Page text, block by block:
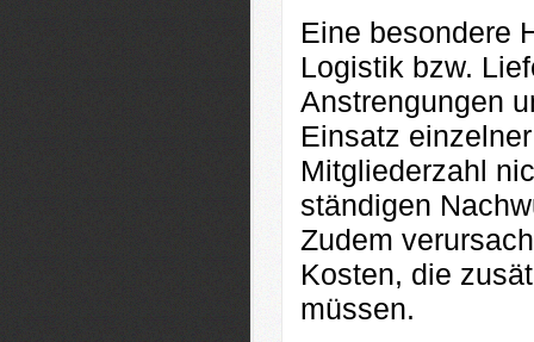
Eine besondere
Logistik bzw.
Anstrengungen
Einsatz
Mitgliederzahl
ständigen
Zudem
Kosten, die
müssen.